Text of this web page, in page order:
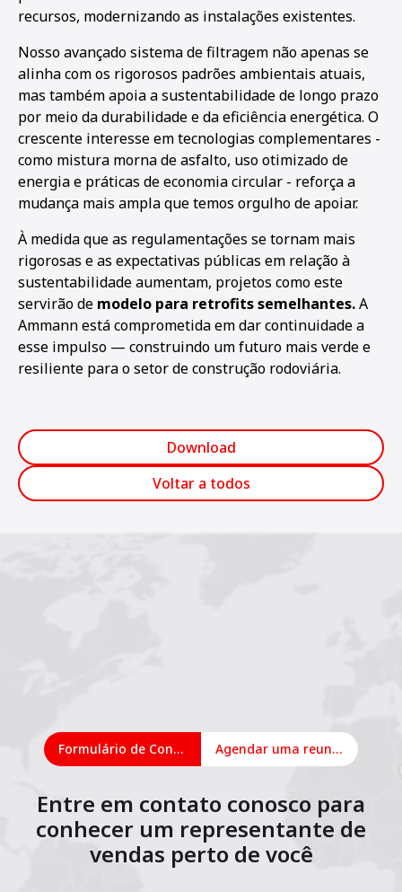
recursos, modernizando as instalações existentes.
Nosso avançado sistema de filtragem não apenas se
alinha com os rigorosos padrões ambientais atuais,
mas também apoia a sustentabilidade de longo prazo
por meio da durabilidade e da eficiência energética. O
crescente interesse em tecnologias complementares -
como mistura morna de asfalto, uso otimizado de
energia e práticas de economia circular - reforça a
mudança mais ampla que temos orgulho de apoiar.
À medida que as regulamentações se tornam mais
rigorosas e as expectativas públicas em relação à
sustentabilidade aumentam, projetos como este
servirão de modelo para retrofits semelhantes.A
Ammann está comprometida em dar continuidade a
esse impulso — construindo um futuro mais verde e
resiliente para o setor de construção rodoviária.
Download
Voltar a todos
Formulário de Contato Agendar uma reunião on-line
Entre em contato conosco para
conhecer um representante de
vendas perto de você